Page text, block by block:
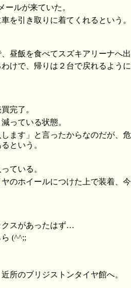
ールが来ていた。
を引き取りに着てくれるという。
昼飯を食べてスズキアリーナへ出
けで、帰りは２台で戻れるよう
完了。
っている状態。
ます」と言ったからなのだが、
という。
ている。
のホイールにつけた上で装着、
クスがあったはず…
(^^;;
所のブリジストンタイヤ館へ。